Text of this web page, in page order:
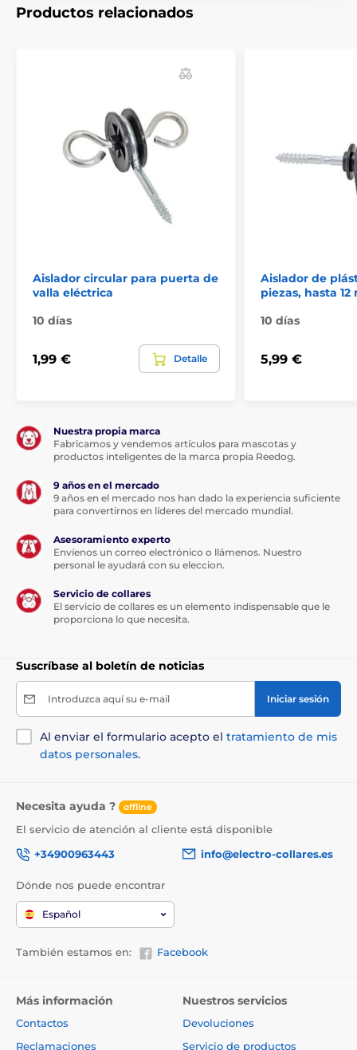
previo aviso. Las imágenes tienen únicamente
carácter ilustrativo.
El producto aparece en las categorías
Accesorios Accesorios Vallas eléctricas
Aisladores, tensores y muelles
Aisladores para cuerdas, cables e hilos de hasta
6 mm con tornillo
Aisladores para cintas de hasta 40 mm con
Productos relacionados
Aislador circular para puerta de
valla eléctrica
10 días
1,99 € Detalle
Aislador de
piezas, hasta 12
10 días
5,99 €
Nuestra propia marca
Fabricamos y vendemos artículos para mascotas y
productos inteligentes de la marca propia Reedog.
9 años en el mercado
9 años en el mercado nos han dado la experiencia suficiente
para convertirnos en líderes del mercado mundial.
Asesoramiento experto
Envíenos un correo electrónico o llámenos. Nuestro
personal le ayudará con su eleccion.
Servicio de collares
El servicio de collares es un elemento indispensable que le
proporciona lo que necesita.
Suscríbase al boletín de noticias
Introduzca aquí su e-mail Iniciar sesión
Al enviar el formulario acepto el tratamiento de mis
datos personales.
Necesita ayuda ? offline
El servicio de atención al cliente está disponible
+34900963443
info@electro-collares.es
Dónde nos puede encontrar
Español
También estamos en: Facebook
Más información
Contactos
Reclamaciones
Nuestros servicios
Devoluciones
Servicio de productos